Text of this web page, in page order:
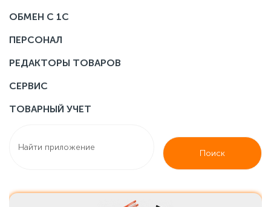
ОБМЕН С 1С
ПЕРСОНАЛ
РЕДАКТОРЫ ТОВАРОВ
СЕРВИС
ТОВАРНЫЙ УЧЕТ